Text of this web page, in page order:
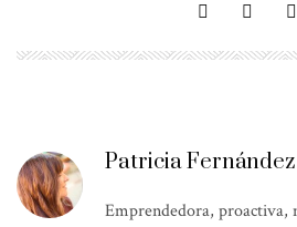
Patricia Fernández
Emprendedora, proactiva,